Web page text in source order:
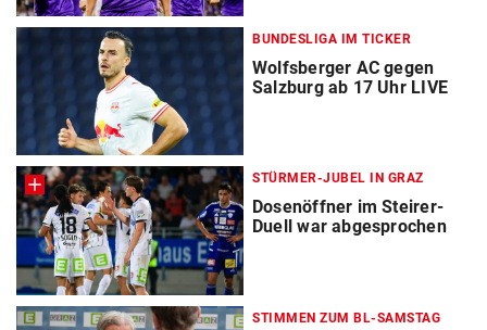
BUNDESLIGA IM TICKER
Wolfsberger AC gegen
Salzburg ab 17 Uhr LIVE
STÜRMER-JUBEL IN GRAZ
Dosenöffner im Steirer-
Duell war abgesprochen
STIMMEN ZUM BL-SAMSTAG